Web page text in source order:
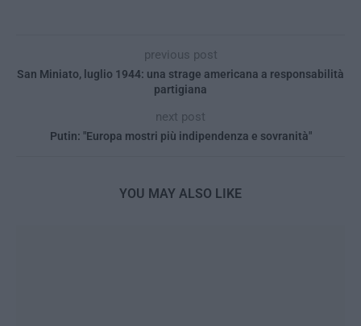
previous post
San Miniato, luglio 1944: una strage americana a responsabilità
partigiana
next post
Putin: "Europa mostri più indipendenza e sovranità"
YOU MAY ALSO LIKE